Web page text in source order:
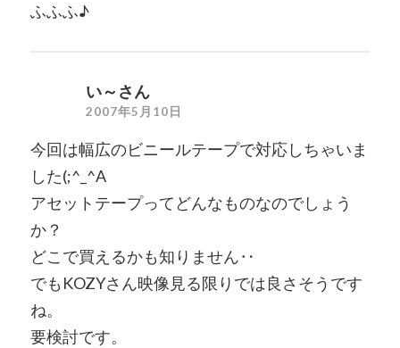
ふふふ♪
い～さん
2007年5月10日
今回は幅広のビニールテープで対応しちゃいま
した(;^_^A
アセットテープってどんなものなのでしょう
か？
どこで買えるかも知りません‥
でもKOZYさん映像見る限りでは良さそうです
ね。
要検討です。